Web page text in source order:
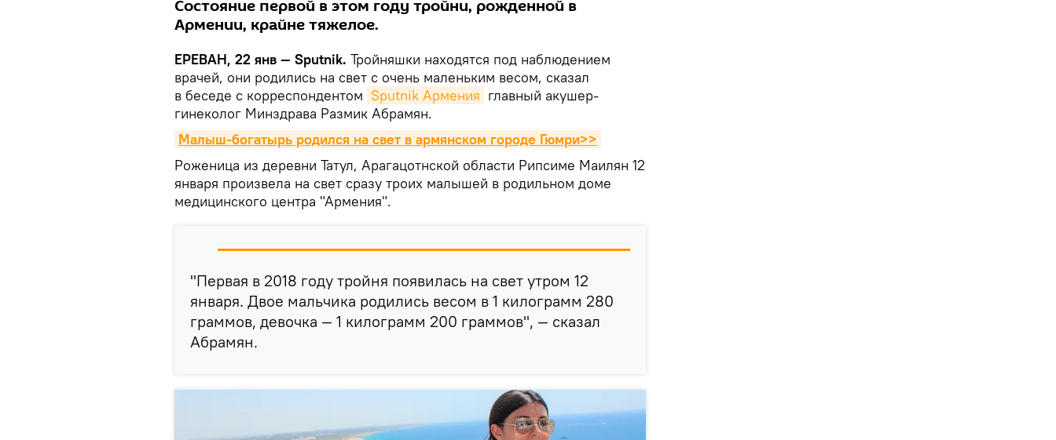
Состояние первой в этом году тройни, рожденной в
Армении, крайне тяжелое.
ЕРЕВАН, 22 янв — Sputnik. Тройняшки находятся под наблюдением
врачей, они родились на свет с очень маленьким весом, сказал
в беседе с корреспондентом Sputnik Армения главный акушер-
гинеколог Минздрава Размик Абрамян.
Малыш-богатырь родился на свет в армянском городе Гюмри>>
Роженица из деревни Татул, Арагацотнской области Рипсиме Маилян 12
января произвела на свет сразу троих малышей в родильном доме
медицинского центра "Армения".
"Первая в 2018 году тройня появилась на свет утром 12
января. Двое мальчика родились весом в 1 килограмм 280
граммов, девочка — 1 килограмм 200 граммов", — сказал
Абрамян.